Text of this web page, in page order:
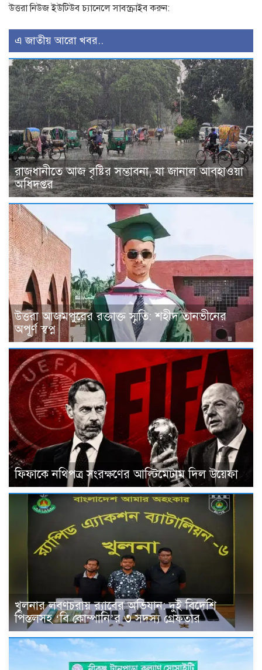
উত্তরা নিউজ ইউটিউব চ্যানেলে সাবস্ক্রাইব করুন:
এ জাতীয় আরো খবর..
রাজধানীতে আজ বৃষ্টির সম্ভাবনা, যা জানাল আবহাওয়া
অধিদপ্তর
উত্তরা আজমপুরের রক্তাক্ত স্মৃতি: শহীদ তানভীনের
অপূর্ণ স্বপ্ন
ফিফাকে নথিপত্র সংরক্ষণের আল্টিমেটাম দিল উয়েফা
খুলনার লবণচরায় র‍্যাবের অভিযান: দুই বিদেশি
পিস্তলসহ ‘বি কোম্পানি’র ৩ সদস্য গ্রেফতার